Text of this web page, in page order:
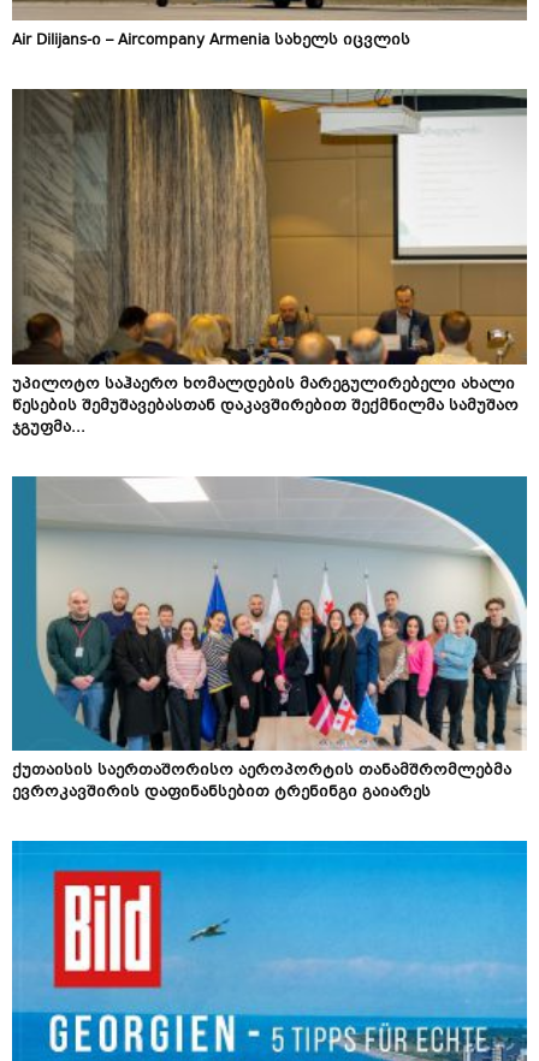
Air Dilijans-ი – Aircompany Armenia სახელს იცვლის
უპილოტო საჰაერო ხომალდების მარეგულირებელი ახალი
წესების შემუშავებასთან დაკავშირებით შექმნილმა სამუშაო
ჯგუფმა...
ქუთაისის საერთაშორისო აეროპორტის თანამშრომლებმა
ევროკავშირის დაფინანსებით ტრენინგი გაიარეს